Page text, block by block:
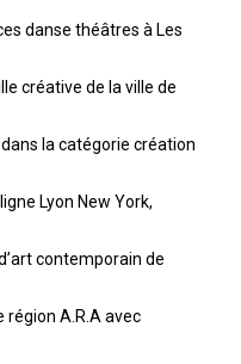
danse théâtres à Les
créative de la ville de
la catégorie création
Lyon New York,
contemporain de
région A.R.A avec